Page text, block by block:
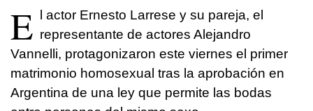
E
l actor Ernesto Larrese y su pareja, el
representante de actores Alejandro
Vannelli, protagonizaron este viernes el primer
matrimonio homosexual tras la aprobación en
Argentina de una ley que permite las bodas